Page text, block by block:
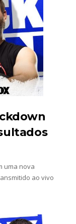
uma nova
ao vivo